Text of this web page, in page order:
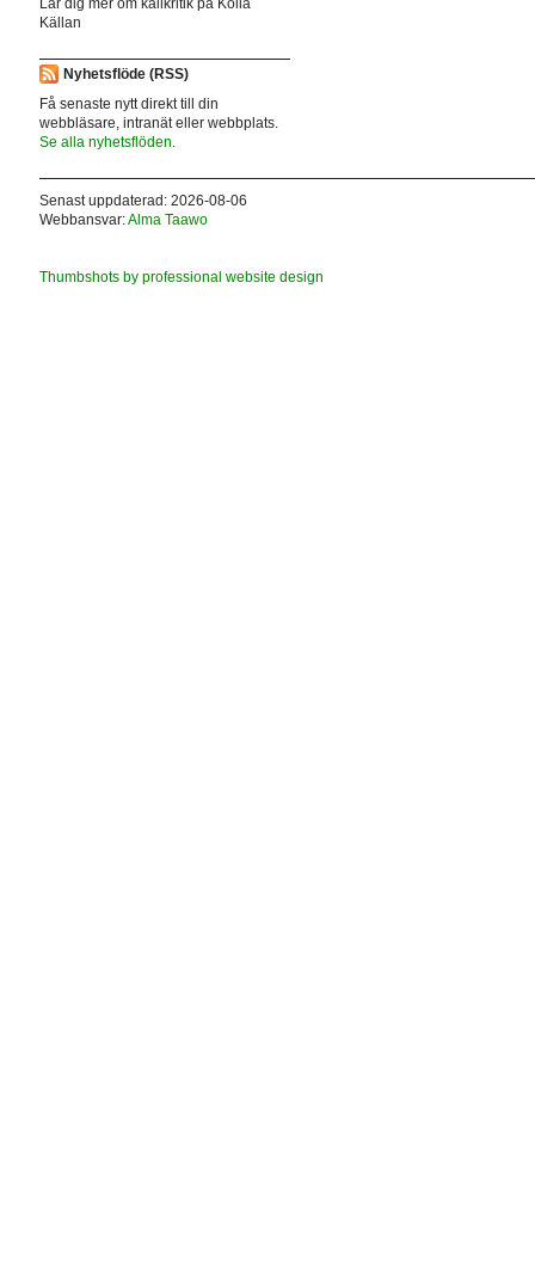
Lär dig mer om källkritik på Kolla
Källan
Nyhetsflöde (RSS)
Få senaste nytt direkt till din
webbläsare, intranät eller webbplats.
Se alla nyhetsflöden.
Senast uppdaterad: 2026-08-06
Webbansvar:Alma Taawo
Thumbshots by professional website design